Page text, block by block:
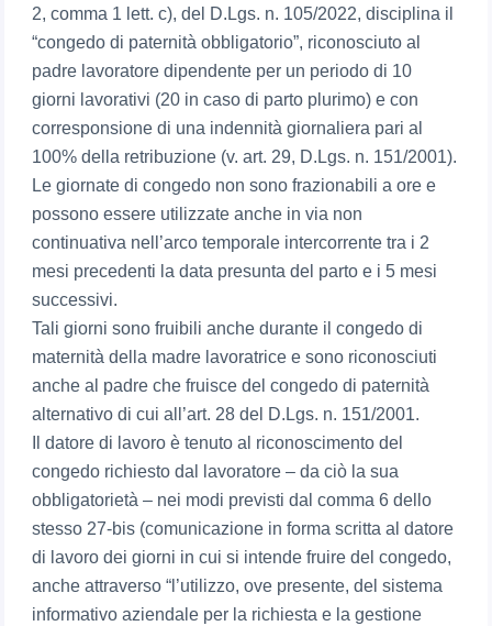
2, comma 1 lett. c), del D.Lgs. n. 105/2022, disciplina il
“congedo di paternità obbligatorio”, riconosciuto al
padre lavoratore dipendente per un periodo di 10
giorni lavorativi (20 in caso di parto plurimo) e con
corresponsione di una indennità giornaliera pari al
100% della retribuzione (v. art. 29, D.Lgs. n. 151/2001).
Le giornate di congedo non sono frazionabili a ore e
possono essere utilizzate anche in via non
continuativa nell’arco temporale intercorrente tra i 2
mesi precedenti la data presunta del parto e i 5 mesi
successivi.
Tali giorni sono fruibili anche durante il congedo di
maternità della madre lavoratrice e sono riconosciuti
anche al padre che fruisce del congedo di paternità
alternativo di cui all’art. 28 del D.Lgs. n. 151/2001.
Il datore di lavoro è tenuto al riconoscimento del
congedo richiesto dal lavoratore – da ciò la sua
obbligatorietà – nei modi previsti dal comma 6 dello
stesso 27-bis (comunicazione in forma scritta al datore
di lavoro dei giorni in cui si intende fruire del congedo,
anche attraverso “l’utilizzo, ove presente, del sistema
informativo aziendale per la richiesta e la gestione